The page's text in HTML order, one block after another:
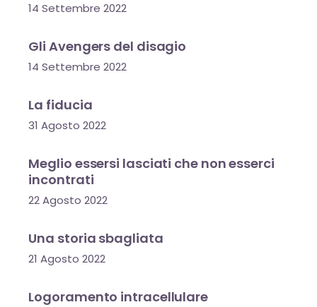
14 Settembre 2022
Gli Avengers del disagio
14 Settembre 2022
La fiducia
31 Agosto 2022
Meglio essersi lasciati che non esserci
incontrati
22 Agosto 2022
Una storia sbagliata
21 Agosto 2022
Logoramento intracellulare